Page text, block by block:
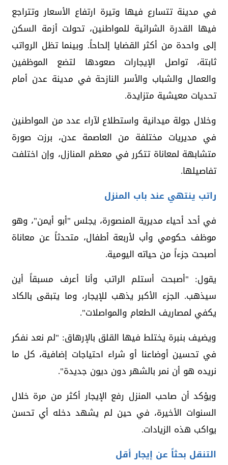
في مدينة تتسارع فيها وتيرة ارتفاع الأسعار وتتراجع
فيها القدرة الشرائية للمواطنين، تحولت أزمة السكن
إلى واحدة من أكثر القضايا إلحاحاً. وبينما تظل الرواتب
ثابتة، تواصل الإيجارات صعودها لتضع الموظفين
والعمال والشباب والأسر النازحة في مدينة عدن أمام
تحديات معيشية متزايدة.
وخلال جولة ميدانية واستطلاع لآراء عدد من المواطنين
في مديريات مختلفة من العاصمة عدن، برزت صورة
متشابهة لمعاناة تتكرر في معظم المنازل، وإن اختلفت
تفاصيلها.
راتب ينتهي عند باب المنزل
في أحد أحياء مديرية المنصورة، يجلس "أبو أيمن"، وهو
موظف حكومي وأب لأربعة أطفال، متحدثاً عن معاناة
أصبحت جزءاً من حياته اليومية.
يقول: "أصبحت أستلم الراتب وأنا أعرف مسبقاً أين
سيذهب. الجزء الأكبر يذهب للإيجار، وما يتبقى بالكاد
يكفي لمصاريف الطعام والمواصلات".
ويضيف بنبرة يختلط فيها القلق بالإرهاق: "لم نعد نفكر
في تحسين أوضاعنا أو شراء احتياجات إضافية، كل ما
نريده هو أن نمر بالشهر دون ديون جديدة".
ويؤكد أن صاحب المنزل رفع الإيجار أكثر من مرة خلال
السنوات الأخيرة، في حين لم يشهد دخله أي تحسن
يواكب هذه الزيادات.
التنقل بحثاً عن إيجار أقل